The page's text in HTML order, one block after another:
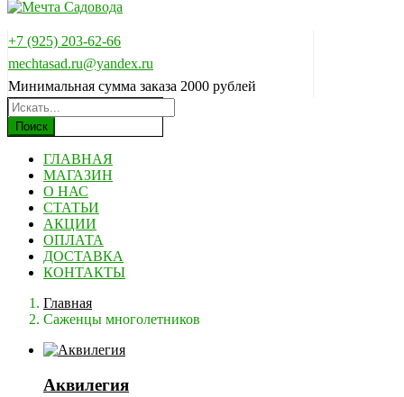
+7 (925) 203-62-66
mechtasad.ru@yandex.ru
Минимальная сумма заказа 2000 рублей
Поиск
ГЛАВНАЯ
МАГАЗИН
О НАС
СТАТЬИ
АКЦИИ
ОПЛАТА
ДОСТАВКА
КОНТАКТЫ
Главная
Саженцы многолетников
Аквилегия